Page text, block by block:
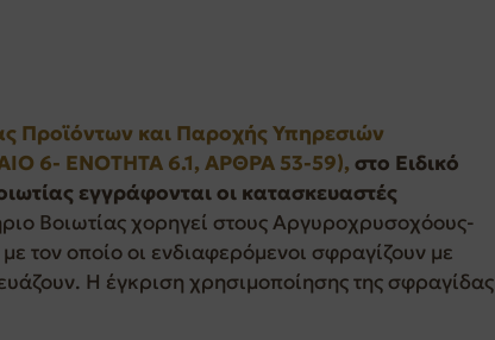
Προϊόντων και Παροχής Υπηρεσιών
6- ΕΝΟΤΗΤΑ 6.1, ΑΡΘΡΑ 53-59), στο Ειδικό
εγγράφονται οι κατασκευαστές
Βοιωτίας χορηγεί στους Αργυροχρυσοχόους-
τον οποίο οι ενδιαφερόμενοι σφραγίζουν με
Η έγκριση χρησιμοποίησης της σφραγίδας